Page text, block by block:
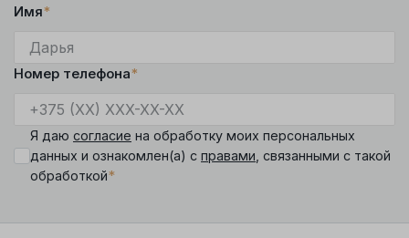
Имя*
Номер телефона*
Я даю согласие на обработку моих персональных
данных и ознакомлен(а) с правами , связанными с такой
обработкой*